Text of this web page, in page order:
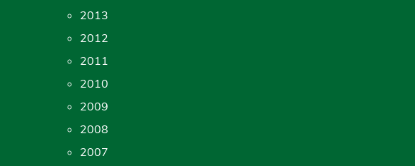
2013
2012
2011
2010
2009
2008
2007